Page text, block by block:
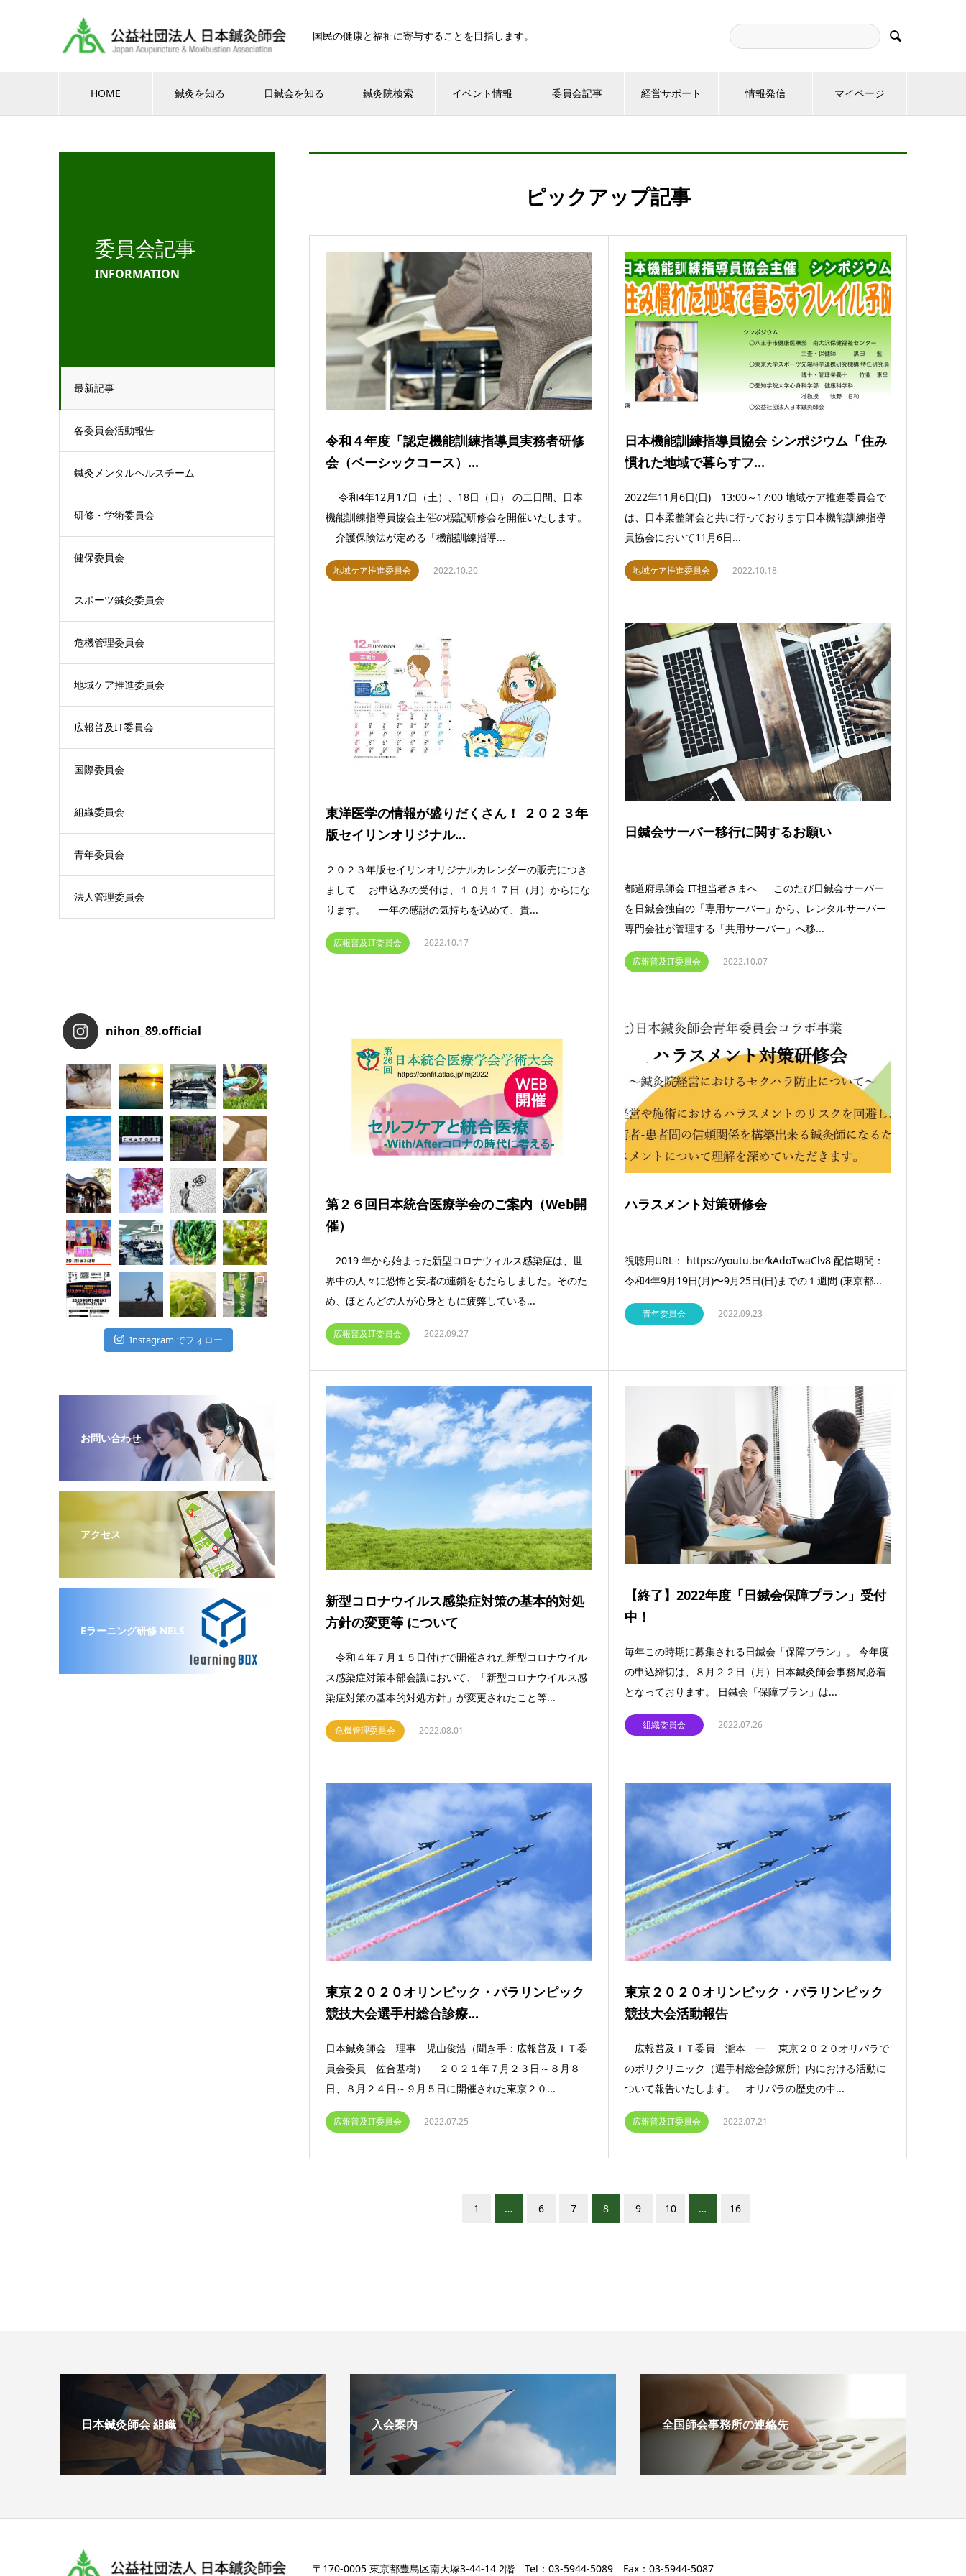
国民の健康と福祉に寄与することを目指します。 
HOME 鍼灸を知る 日鍼会を知る 鍼灸院検索 イベント情報 委員会記事 経営サポート 情報発信 マイページ
委員会記事
INFORMATION
最新記事
各委員会活動報告
鍼灸メンタルヘルスチーム
研修・学術委員会
健保委員会
スポーツ鍼灸委員会
危機管理委員会
地域ケア推進委員会
広報普及IT委員会
国際委員会
組織委員会
青年委員会
法人管理委員会
ピックアップ記事
令和４年度「認定機能訓練指導員実務者研修
会（ベーシックコース）...
令和4年12月17日（土）、18日（日） の二日間、日本
機能訓練指導員協会主催の標記研修会を開催いたします。
介護保険法が定める「機能訓練指導...
地域ケア推進委員会 2022.10.20
日本機能訓練指導員協会 シンポジウム「住み
慣れた地域で暮らすフ...
2022年11月6日(日) 13:00～17:00 地域ケア推進委員会で
は、日本柔整師会と共に行っております日本機能訓練指導
員協会において11月6日...
地域ケア推進委員会 2022.10.18
東洋医学の情報が盛りだくさん！ ２０２３年
版セイリンオリジナル...
２０２３年版セイリンオリジナルカレンダーの販売につき
まして お申込みの受付は、１０月１７日（月）からにな
ります。 一年の感謝の気持ちを込めて、貴...
広報普及IT委員会 2022.10.17
日鍼会サーバー移行に関するお願い
都道府県師会 IT担当者さまへ このたび日鍼会サーバー
を日鍼会独自の「専用サーバー」から、レンタルサーバー
専門会社が管理する「共用サーバー」へ移...
広報普及IT委員会 2022.10.07
第２６回日本統合医療学会のご案内（Web開
催）
2019 年から始まった新型コロナウィルス感染症は、世
界中の人々に恐怖と安堵の連鎖をもたらしました。そのた
め、ほとんどの人が心身ともに疲弊している...
広報普及IT委員会 2022.09.27
ハラスメント対策研修会
視聴用URL： https://youtu.be/kAdoTwaClv8 配信期間：
令和4年9月19日(月)〜9月25日(日)までの１週間 (東京都...
青年委員会 2022.09.23
新型コロナウイルス感染症対策の基本的対処
方針の変更等 について
令和４年７月１５日付けで開催された新型コロナウイル
ス感染症対策本部会議において、「新型コロナウイルス感
染症対策の基本的対処方針」が変更されたこと等...
危機管理委員会 2022.08.01
【終了】2022年度「日鍼会保障プラン」受付
中！
毎年この時期に募集される日鍼会「保障プラン」。 今年度
の申込締切は、８月２２日（月）日本鍼灸師会事務局必着
となっております。 日鍼会「保障プラン」は...
組織委員会 2022.07.26
東京２０２０オリンピック・パラリンピック
競技大会選手村総合診療...
日本鍼灸師会 理事 児山俊浩（聞き手：広報普及ＩＴ委
員会委員 佐合基樹） ２０２１年７月２３日～８月８
日、８月２４日～９月５日に開催された東京２０...
広報普及IT委員会 2022.07.25
東京２０２０オリンピック・パラリンピック
競技大会活動報告
広報普及ＩＴ委員 瀧本 一 東京２０２０オリパラで
のポリクリニック（選手村総合診療所）内における活動に
ついて報告いたします。 オリパラの歴史の中...
広報普及IT委員会 2022.07.21
1 … 6 7 8 9 10 … 16
nihon_89.official
Instagram でフォロー
お問い合わせ
アクセス
Eラーニング研修 NELS
日本鍼灸師会 組織 入会案内 全国師会事務所の連絡先
〒170-0005 東京都豊島区南大塚3-44-14 2階 Tel：03-5944-5089 Fax：03-5944-5087